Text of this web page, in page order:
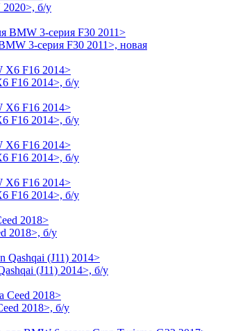
2020>, б/у
3-серия F30 2011>, новая
F16 2014>, б/у
F16 2014>, б/у
F16 2014>, б/у
F16 2014>, б/у
2018>, б/у
(J11) 2014>, б/у
2018>, б/у